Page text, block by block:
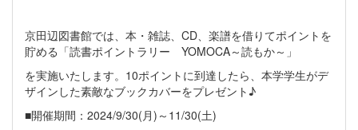
京田辺図書館では、本・雑誌、CD、楽譜を借りてポイントを
貯める「読書ポイントラリー YOMOCA～読もか～」
を実施いたします。10ポイントに到達したら、本学学生がデ
ザインした素敵なブックカバーをプレゼント♪
■開催期間：2024/9/30(月)～11/30(土)